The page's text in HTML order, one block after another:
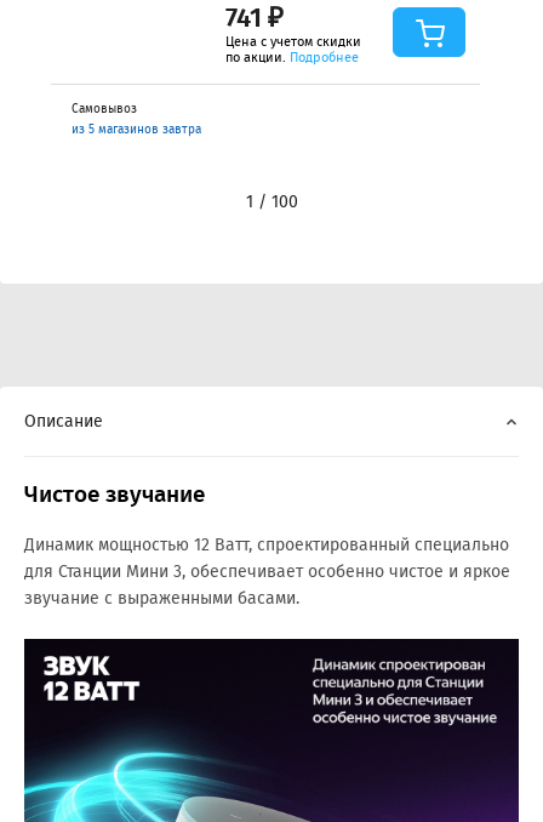
741 ₽
Цена с учетом скидки
по акции. Подробнее
Самовывоз
из 5 магазинов завтра
1 / 100
Описание
Чистое звучание
Динамик мощностью 12 Ватт, спроектированный специально
для Станции Мини 3, обеспечивает особенно чистое и яркое
звучание с выраженными басами.